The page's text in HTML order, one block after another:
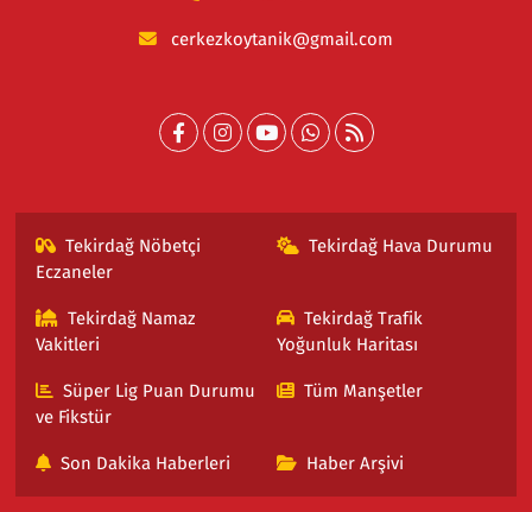
cerkezkoytanik@gmail.com
Tekirdağ Nöbetçi
Eczaneler
Tekirdağ Hava Durumu
Tekirdağ Namaz
Vakitleri
Tekirdağ Trafik
Yoğunluk Haritası
Süper Lig Puan Durumu
ve Fikstür
Tüm Manşetler
Son Dakika Haberleri Haber Arşivi